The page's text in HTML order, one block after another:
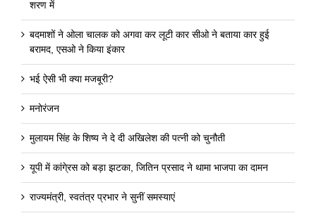
शरण में
बदमाशों ने ओला चालक को अगवा कर लूटी कार सीओ ने बताया कार हुई
बरामद, एसओ ने किया इंकार
भई ऐसी भी क्या मजबूरी?
मनोरंजन
मुलायम सिंह के शिष्य ने दे दी अखिलेश की पत्नी को चुनौती
यूपी में कांगे्रस को बड़ा झटका, जितिन प्रसाद ने थामा भाजपा का दामन
राज्यमंत्री, स्वतंत्र प्रभार ने सुनीं समस्याएं